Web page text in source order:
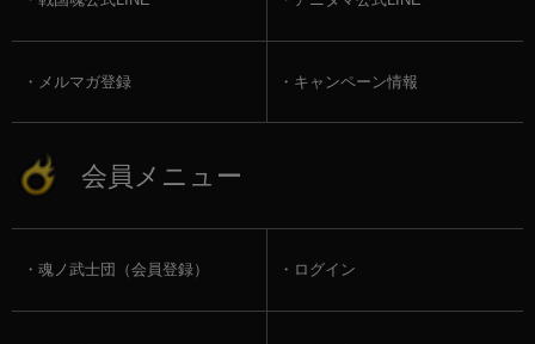
メルマガ登録 キャンペーン情報
会員メニュー
魂ノ武士団（会員登録） ログイン